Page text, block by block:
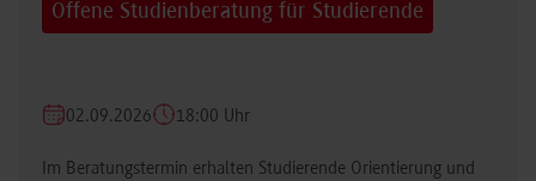
Offene Studienberatung für Studierende
02.09.2026 18:00 Uhr
Im Beratungstermin erhalten Studierende Orientierung und